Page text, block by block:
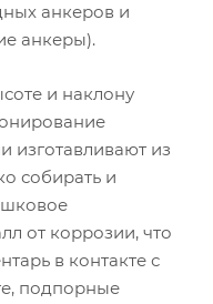
анкеров и
анкеры).
и наклону
изготавливают из
собирать и
от коррозии, что
в контакте с
подпорные